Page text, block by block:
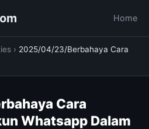
Home
› 2025/04/23/Berbahaya Cara
Cara
Whatsapp Dalam